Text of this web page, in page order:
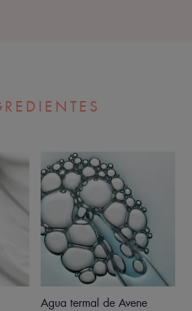
Agua termal de Avene